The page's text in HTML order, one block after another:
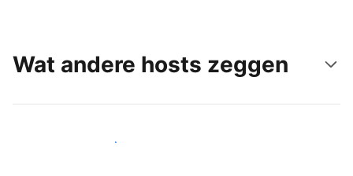
Wat andere hosts zeggen
Word een van onze vele hosts